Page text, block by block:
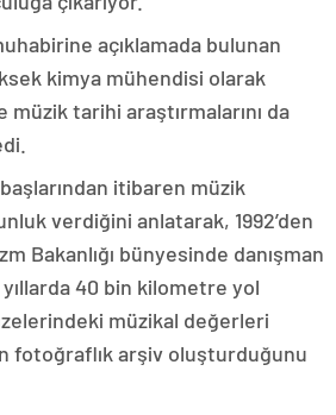
açıklamada bulunan
kimya mühendisi olarak
müzik tarihi araştırmalarını da
başlarından itibaren müzik
verdiğini anlatarak, 1992’den
Bakanlığı bünyesinde danışman
yıllarda 40 bin kilometre yol
müzikal değerleri
fotoğraflık arşiv oluşturduğunu